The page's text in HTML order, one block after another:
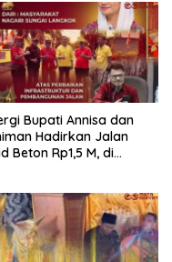
Bupati Annisa dan
Hadirkan Jalan
Beton Rp1,5 M, di